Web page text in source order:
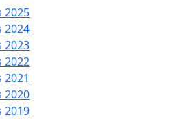
2025
2024
2023
2022
2021
2020
2019